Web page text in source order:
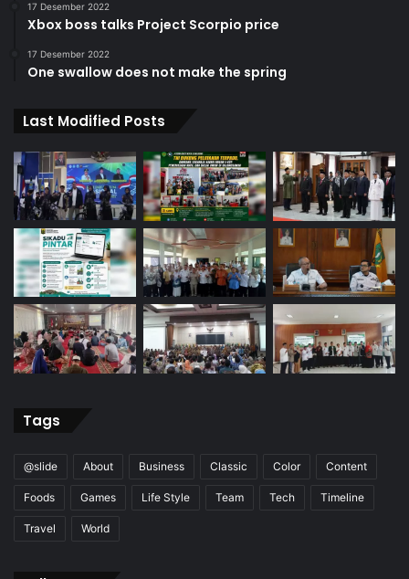
17 Desember 2022
Xbox boss talks Project Scorpio price
17 Desember 2022
One swallow does not make the spring
Last Modified Posts
Tags
@slide About Business Classic Color Content
Foods Games Life Style Team Tech Timeline
Travel World